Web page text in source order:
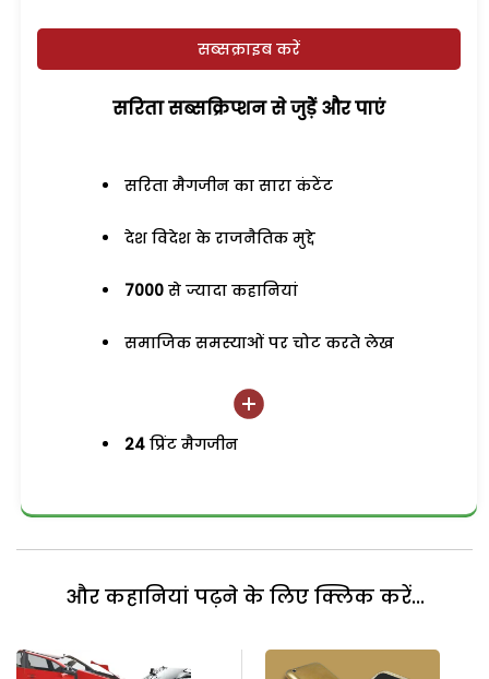
सब्सक्राइब करें
सरिता सब्सक्रिप्शन से जुड़ेें और पाएं
सरिता मैगजीन का सारा कंटेंट
देश विदेश के राजनैतिक मुद्दे
7000 से ज्यादा कहानियां
समाजिक समस्याओं पर चोट करते लेख
24 प्रिंट मैगजीन
और कहानियां पढ़ने के लिए क्लिक करें...